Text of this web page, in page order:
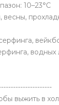
10–23°C
водных
выжить в